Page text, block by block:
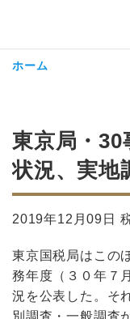
ホーム
東京局・30
状況、実地
2019年12月09日
東京国税局はこの
務年度（３０年７
況を公表した。そ
別調査・一般調査